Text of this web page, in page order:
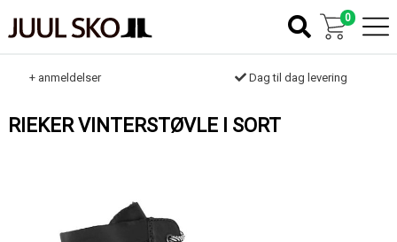
RIEKER VINTERSTØVLE I SORT
0
+ anmeldelser Dag til dag levering